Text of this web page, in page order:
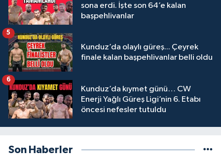
sona erdi. İşte son 64’e kalan
başpehlivanlar
Kunduz’da olaylı güreş... Çeyrek
finale kalan başpehlivanlar belli oldu
5
Kunduz’da kıymet günü… CW
Enerji Yağlı Güreş Ligi’nin 6. Etabı
öncesi nefesler tutuldu
6
Son Haberler